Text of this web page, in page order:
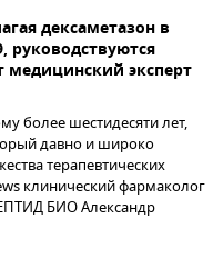
дексаметазон в
руководствуются
медицинский эксперт
более шестидесяти лет,
давно и широко
терапевтических
клинический фармаколог
БИО Александр